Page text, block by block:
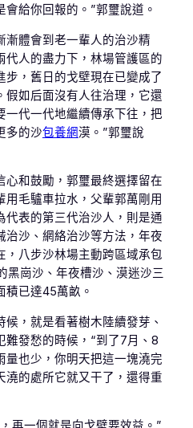
給你回報的。”郭璽說道。
漸體會到老一輩人的治沙精
代人的盡力下，林場管護區的
，舊日的戈壁現在已變成了
假如后面沒有人往治理，它還
一代一代地繼續傳承下往，把
多的沙包養網漠。”郭璽說
心和鼓勵，郭璽最終選擇留在
用毛驢車拉水，父輩郭萬剛用
代表的第三代治沙人，則是通
治沙、網絡治沙等方法，年夜
，八步沙林場主動跨區域承包
黑崗沙、年夜槽沙、漠迷沙三
積已達45萬畝。
，就是看著樹木陸續發芽、
難發愁的時候，“到了7月、8
量也少，你明天把這一塊澆完
澆的處所它就又干了，還得重